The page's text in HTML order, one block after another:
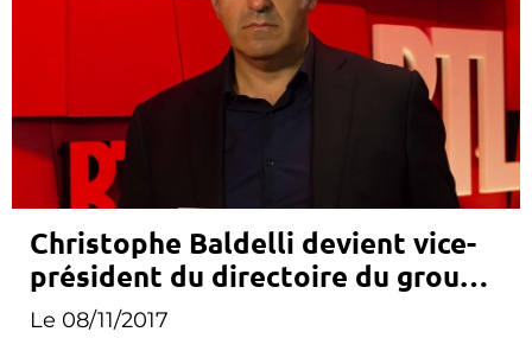
Christophe Baldelli devient vice-
président du directoire du groupe
M6
Le 08/11/2017